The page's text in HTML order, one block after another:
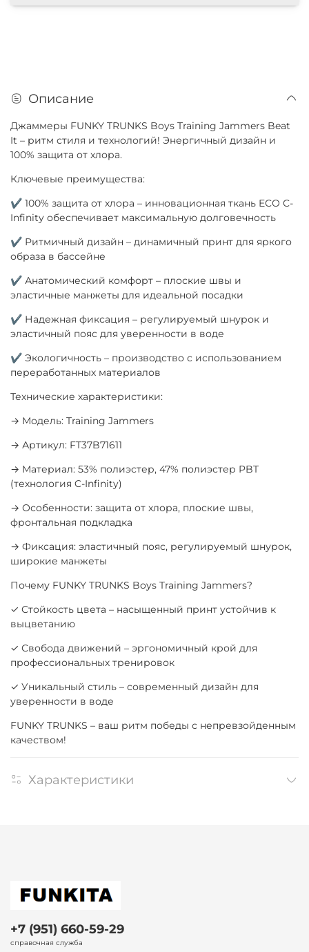
Описание
Джаммеры FUNKY TRUNKS Boys Training Jammers Beat
It – ритм стиля и технологий! Энергичный дизайн и
100% защита от хлора.
Ключевые преимущества:
✔ 100% защита от хлора – инновационная ткань ECO C-
Infinity обеспечивает максимальную долговечность
✔ Ритмичный дизайн – динамичный принт для яркого
образа в бассейне
✔ Анатомический комфорт – плоские швы и
эластичные манжеты для идеальной посадки
✔ Надежная фиксация – регулируемый шнурок и
эластичный пояс для уверенности в воде
✔ Экологичность – производство с использованием
переработанных материалов
Технические характеристики:
→ Модель: Training Jammers
→ Артикул: FT37B71611
→ Материал: 53% полиэстер, 47% полиэстер PBT
(технология C-Infinity)
→ Особенности: защита от хлора, плоские швы,
фронтальная подкладка
→ Фиксация: эластичный пояс, регулируемый шнурок,
широкие манжеты
Почему FUNKY TRUNKS Boys Training Jammers?
✓ Стойкость цвета – насыщенный принт устойчив к
выцветанию
✓ Свобода движений – эргономичный крой для
профессиональных тренировок
✓ Уникальный стиль – современный дизайн для
уверенности в воде
FUNKY TRUNKS – ваш ритм победы с непревзойденным
качеством!
Характеристики
+7 (951) 660-59-29
справочная служба